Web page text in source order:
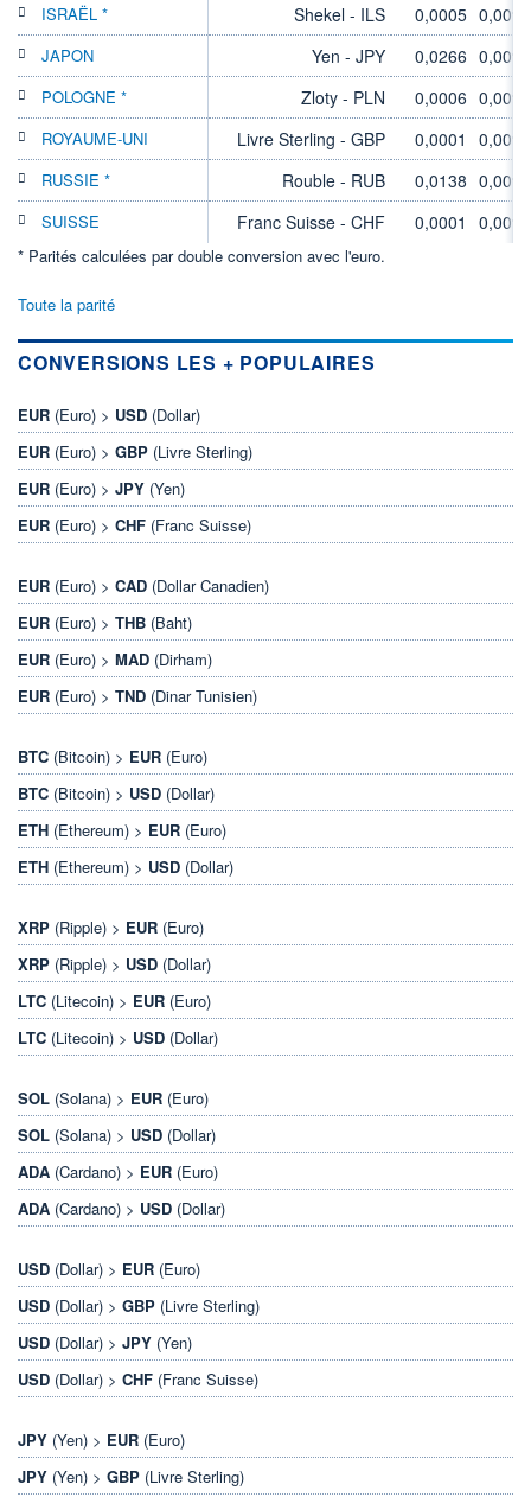
ISRAËL * Shekel - ILS 0,0005 0,00%
JAPON Yen - JPY 0,0266 0,00%
POLOGNE * Zloty - PLN 0,0006 0,00%
ROYAUME-UNI Livre Sterling - GBP 0,0001 0,00%
RUSSIE * Rouble - RUB 0,0138 0,00%
SUISSE Franc Suisse - CHF 0,0001 0,00%
* Parités calculées par double conversion avec l'euro.
Toute la parité
CONVERSIONS LES + POPULAIRES
EUR (Euro) > USD (Dollar)
EUR (Euro) > GBP (Livre Sterling)
EUR (Euro) > JPY (Yen)
EUR (Euro) > CHF (Franc Suisse)
EUR (Euro) > CAD (Dollar Canadien)
EUR (Euro) > THB (Baht)
EUR (Euro) > MAD (Dirham)
EUR (Euro) > TND (Dinar Tunisien)
BTC (Bitcoin) > EUR (Euro)
BTC (Bitcoin) > USD (Dollar)
ETH (Ethereum) > EUR (Euro)
ETH (Ethereum) > USD (Dollar)
XRP (Ripple) > EUR (Euro)
XRP (Ripple) > USD (Dollar)
LTC (Litecoin) > EUR (Euro)
LTC (Litecoin) > USD (Dollar)
SOL (Solana) > EUR (Euro)
SOL (Solana) > USD (Dollar)
ADA (Cardano) > EUR (Euro)
ADA (Cardano) > USD (Dollar)
USD (Dollar) > EUR (Euro)
USD (Dollar) > GBP (Livre Sterling)
USD (Dollar) > JPY (Yen)
USD (Dollar) > CHF (Franc Suisse)
JPY (Yen) > EUR (Euro)
JPY (Yen) > GBP (Livre Sterling)